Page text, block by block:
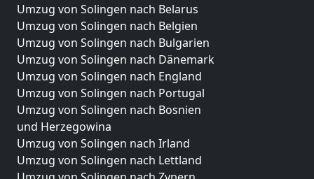
Umzug von Solingen nach Belarus
Umzug von Solingen nach Belgien
Umzug von Solingen nach Bulgarien
Umzug von Solingen nach Dänemark
Umzug von Solingen nach England
Umzug von Solingen nach Portugal
Umzug von Solingen nach Bosnien
und Herzegowina
Umzug von Solingen nach Irland
Umzug von Solingen nach Lettland